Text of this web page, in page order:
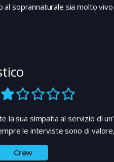
al soprannaturale sia molto
la sua simpatia al servizio di
le interviste sono di
Crew